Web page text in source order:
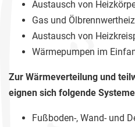
Austausch von
Gas und
Austausch von
Wärmepumpen im
Zur Wärmeverteilung und
eignen sich folgende Systeme
Fußboden-, Wand- und